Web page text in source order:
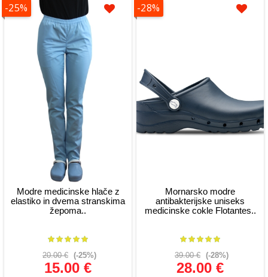
-25%
Modre medicinske hlače z
elastiko in dvema stranskima
žepoma..
20.00 € (-25%)
15.00 €
-28%
Mornarsko modre
antibakterijske uniseks
medicinske cokle Flotantes..
39.00 € (-28%)
28.00 €